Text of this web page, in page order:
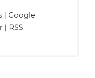
| Google
| RSS